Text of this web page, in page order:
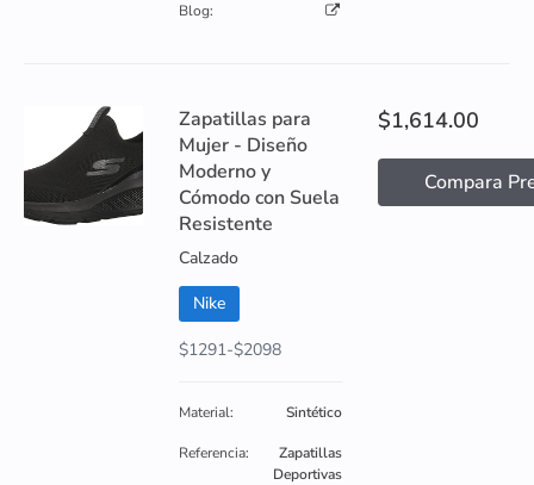
Blog:
Zapatillas para
Mujer - Diseño
Moderno y
Cómodo con Suela
Resistente
Calzado
Nike
$1291-$2098
Material: Sintético
Referencia:
Zapatillas
Deportivas
$1,614.00
Compara